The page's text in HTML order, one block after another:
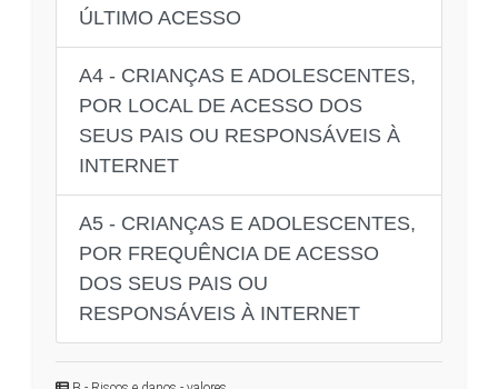
ÚLTIMO ACESSO
A4 - CRIANÇAS E ADOLESCENTES,
POR LOCAL DE ACESSO DOS
SEUS PAIS OU RESPONSÁVEIS À
INTERNET
A5 - CRIANÇAS E ADOLESCENTES,
POR FREQUÊNCIA DE ACESSO
DOS SEUS PAIS OU
RESPONSÁVEIS À INTERNET